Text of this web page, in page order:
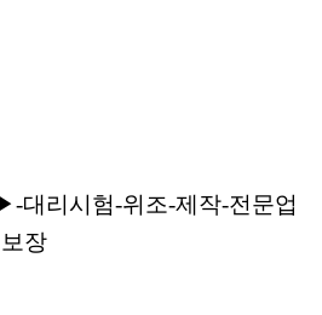
리시험-위조-제작-전문업
장